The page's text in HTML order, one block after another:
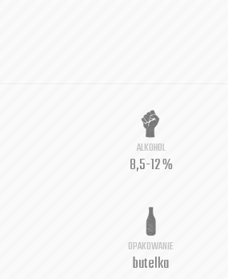
ALKOHOL
8,5-12 %
OPAKOWANIE
butelka